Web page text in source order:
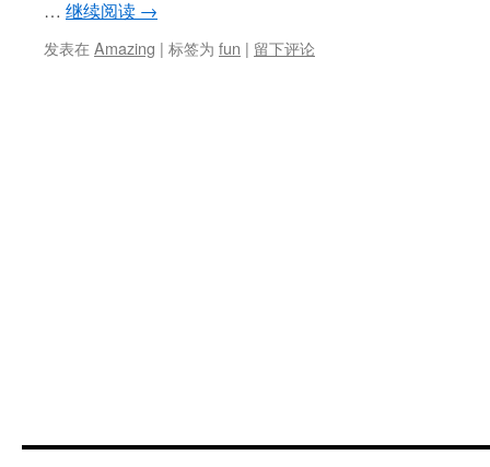
… 继续阅读 →
发表在 Amazing | 标签为 fun | 留下评论